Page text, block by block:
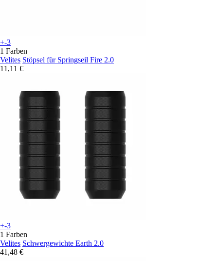
+-3
1 Farben
Velites Stöpsel für Springseil Fire 2.0
11,11 €
+-3
1 Farben
Velites Schwergewichte Earth 2.0
41,48 €